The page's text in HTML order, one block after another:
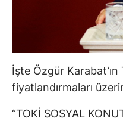
İşte Özgür
fiyatlandırmaları
“TOKİ SOSYAL